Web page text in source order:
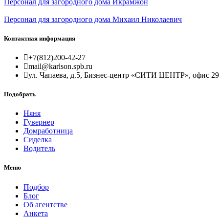
Персонал для загородного дома Михаил Николаевич
Контактная информация
+7(812)200-42-27
mail@karlson.spb.ru
ул. Чапаева, д.5, Бизнес-центр «СИТИ ЦЕНТР», офис
Подобрать
Няня
Гувернер
Домработница
Сиделка
Водитель
Меню
Подбор
Блог
Об агентстве
Анкета